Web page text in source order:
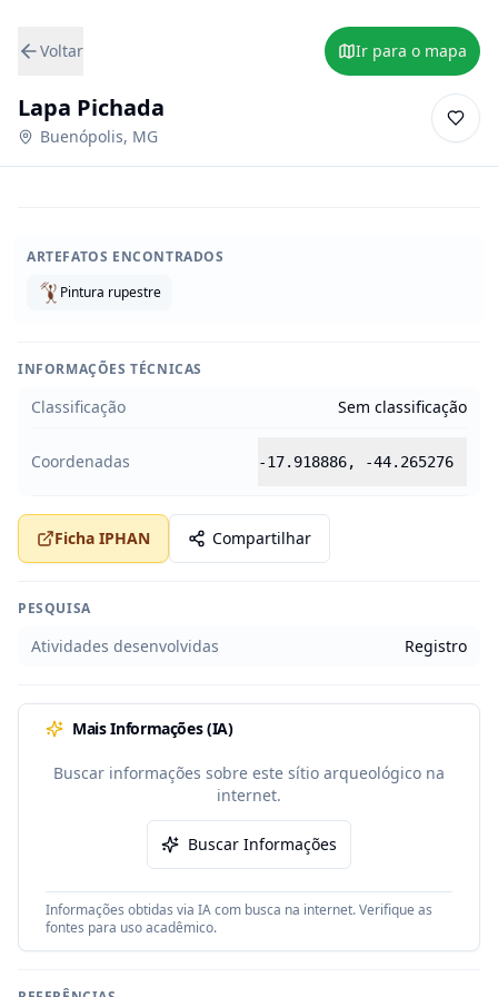
Voltar Ir para o mapa
Lapa Pichada
Buenópolis, MG
ARTEFATOS ENCONTRADOS
Pintura rupestre
INFORMAÇÕES TÉCNICAS
Classificação Sem classificação
Coordenadas -17.918886, -44.265276
Ficha IPHAN Compartilhar
PESQUISA
Atividades desenvolvidas Registro
Mais Informações (IA)
Buscar informações sobre este sítio arqueológico na
internet.
Buscar Informações
Informações obtidas via IA com busca na internet. Verifique as
fontes para uso acadêmico.